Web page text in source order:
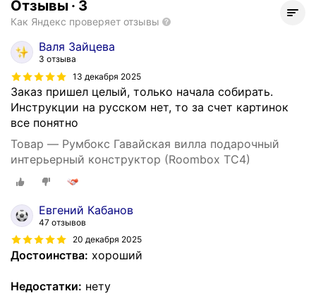
Отзывы · 3
Как Яндекс проверяет отзывы
Валя Зайцева
3 отзыва
13 декабря 2025
Заказ пришел целый, только начала собирать.
Инструкции на русском нет, то за счет картинок
все понятно
Товар — Румбокс Гавайская вилла подарочный
интерьерный конструктор (Roombox TC4)
Евгений Кабанов
47 отзывов
20 декабря 2025
Достоинства: хороший
Недостатки: нету